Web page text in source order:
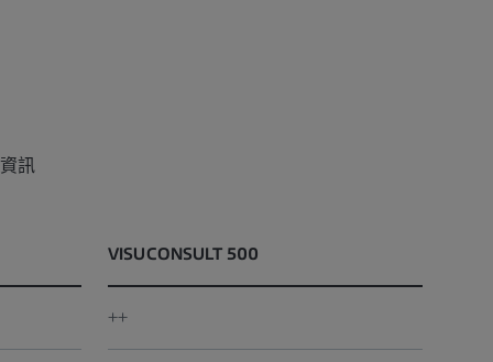
訊
VISUCONSULT 500
++